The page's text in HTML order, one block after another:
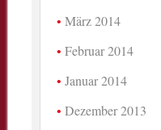
März 2014
Februar 2014
Januar 2014
Dezember 2013